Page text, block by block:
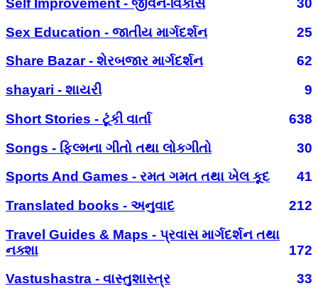
Self Improvement - જીવન-વિકાસ
30
Sex Education - જાતીય માર્ગદર્શન
25
Share Bazar - શેરબજાર માર્ગદર્શન
62
shayari - શાયરી
9
Short Stories - ટૂંકી વાર્તા
638
Songs - ફિલ્મના ગીતો તથા લોકગીતો
30
Sports And Games - રમત ગમત તથા ખેલ કૂદ
41
Translated books - અનુવાદ
212
Travel Guides & Maps - પ્રવાસ માર્ગદર્શન તથા
નક્શા
172
Vastushastra - વાસ્તુશાસ્ત્ર
33